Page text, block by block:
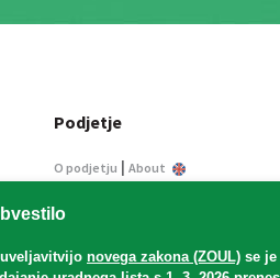
novega zakona (ZOUL) se je
Podjetje
O podjetju | About
Informacije javnega
Oglaševanje